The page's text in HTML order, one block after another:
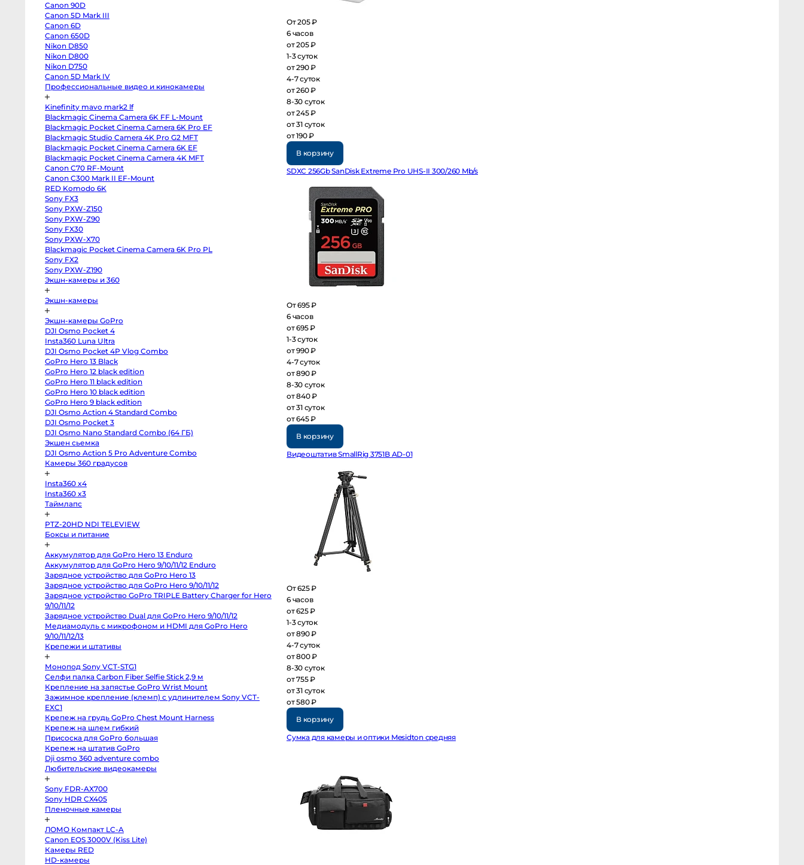
Body
a7S
III
Sony
a7
IV
Sony
a7R
IV
Sony
II
Sony
II
Sony
a6000
Sony
E1
Fujifilm
X-
M5
Panasonic
Lumix
S5
Зеркальные
Hasselblad
Canon
5D
6D
Canon
650D
Nikon
D850
Nikon
D800
D750
Canon
5D
и
кинокамеры
Kinefinity
mavo
mark2
Blackmagic
Cinema
Camera
6K
FF
L-
Mount
Blackmagic
Pocket
4K
Pro
Canon 90D
Canon 5D Mark III
Canon 6D
Canon 650D
Nikon D850
Nikon D800
Nikon D750
Canon 5D Mark IV
Профессиональные видео и кинокамеры
Kinefinity mavo mark2 lf
Blackmagic Cinema Camera 6K FF L-Mount
Blackmagic Pocket Cinema Camera 6K Pro EF
Blackmagic Studio Camera 4K Pro G2 MFT
Blackmagic Pocket Cinema Camera 6K EF
Blackmagic Pocket Cinema Camera 4K MFT
Canon C70 RF-Mount
Canon C300 Mark II EF-Mount
RED Komodo 6K
Sony FX3
Sony PXW-Z150
Sony PXW-Z90
Sony FX30
Sony PXW-X70
Blackmagic Pocket Cinema Camera 6K Pro PL
Sony FX2
Sony PXW-Z190
Экшн-камеры и 360
Экшн-камеры
Экшн-камеры GoPro
DJI Osmo Pocket 4
Insta360 Luna Ultra
DJI Osmo Pocket 4P Vlog Combo
GoPro Hero 13 Black
GoPro Hero 12 black edition
GoPro Hero 11 black edition
GoPro Hero 10 black edition
GoPro Hero 9 black edition
DJI Osmo Action 4 Standard Combo
DJI Osmo Pocket 3
DJI Osmo Nano Standard Combo (64 ГБ)
Экшен сьемка
DJI Osmo Action 5 Pro Adventure Combo
Камеры 360 градусов
Insta360 x4
Insta360 x3
Таймлапс
PTZ-20HD NDI TELEVIEW
Боксы и питание
Аккумулятор для GoPro Hero 13 Enduro
Аккумулятор для GoPro Hero 9/10/11/12 Enduro
Зарядное устройство для GoPro Hero 13
Зарядное устройство для GoPro Hero 9/10/11/12
Зарядное устройство GoPro TRIPLE Battery Charger for
Hero 9/10/11/12
Зарядное устройство Dual для GoPro Hero 9/10/11/12
Медиамодуль с микрофоном и HDMI для GoPro Hero
9/10/11/12/13
Крепежи и штативы
Монопод Sony VCT-STG1
Селфи палка Carbon Fiber Selfie Stick 2,9 м
Крепление на запястье GoPro Wrist Mount
Зажимное крепление (клемп) с удлинителем Sony VCT-
EXC1
Крепеж на грудь GoPro Chest Mount Harness
Крепеж на шлем гибкий
Присоска для GoPro большая
Крепеж на штатив GoPro
Dji osmo 360 adventure combo
Любительские видеокамеры
Sony FDR-AX700
Sony HDR CX405
Пленочные камеры
ЛОМО Компакт LC-A
Canon EOS 3000V (Kiss Lite)
Камеры RED
HD-камеры
От 205 ₽
6 часов
от 205 ₽
1-3 суток
от 290 ₽
4-7 суток
от 260 ₽
8-30 суток
от 245 ₽
от 31 суток
от 190 ₽
В корзину
SDXC 256Gb SanDisk Extreme Pro UHS-II 300/260 Mb/s
От 695 ₽
6 часов
от 695 ₽
1-3 суток
от 990 ₽
4-7 суток
от 890 ₽
8-30 суток
от 840 ₽
от 31 суток
от 645 ₽
В корзину
Видеоштатив SmallRig 3751B AD-01
От 625 ₽
6 часов
от 625 ₽
1-3 суток
от 890 ₽
4-7 суток
от 800 ₽
8-30 суток
от 755 ₽
от 31 суток
от 580 ₽
В корзину
Сумка для камеры и оптики Mesidton средняя